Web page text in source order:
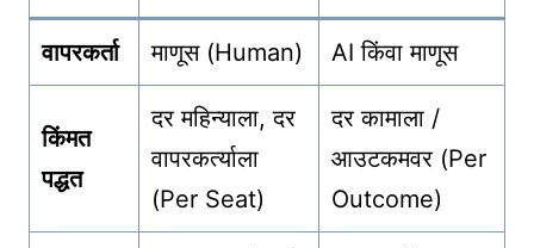
वापरकर्ता माणूस (Human) AI किंवा माणूस
किंमत
पद्धत
दर महिन्याला, दर
वापरकर्त्याला
(Per Seat)
दर कामाला /
आउटकमवर (Per
Outcome)